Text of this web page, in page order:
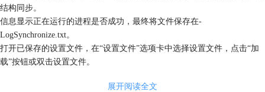
结构同步。
信息显示正在运行的进程是否成功，最终将文件保存在-
LogSynchronize.txt。
打开已保存的设置文件，在“设置文件”选项卡中选择设置文件，点击“加
载”按钮或双击设置文件。
展开阅读全文